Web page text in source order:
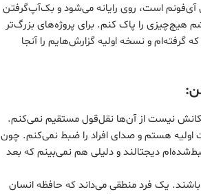
آی‌فونم است، روی رایانه می‌شود و بک‌آپ‌گرفتن
را پاک ‌کنم. برای پروژه‌های بزرگ‌تر
و نسخه اولیه گزارش‌هایم را آنجا
نیست از آن‌ها نقل‌قول مستقیم نمی‌کنم.
اولیه هستم و صدای افراد را ضبط نمی‌کنم. چون
دیجتالند و دلیلی هم نمی‌بینم که بعد
یک فرد منطقی می‌داند که حافظه انسان